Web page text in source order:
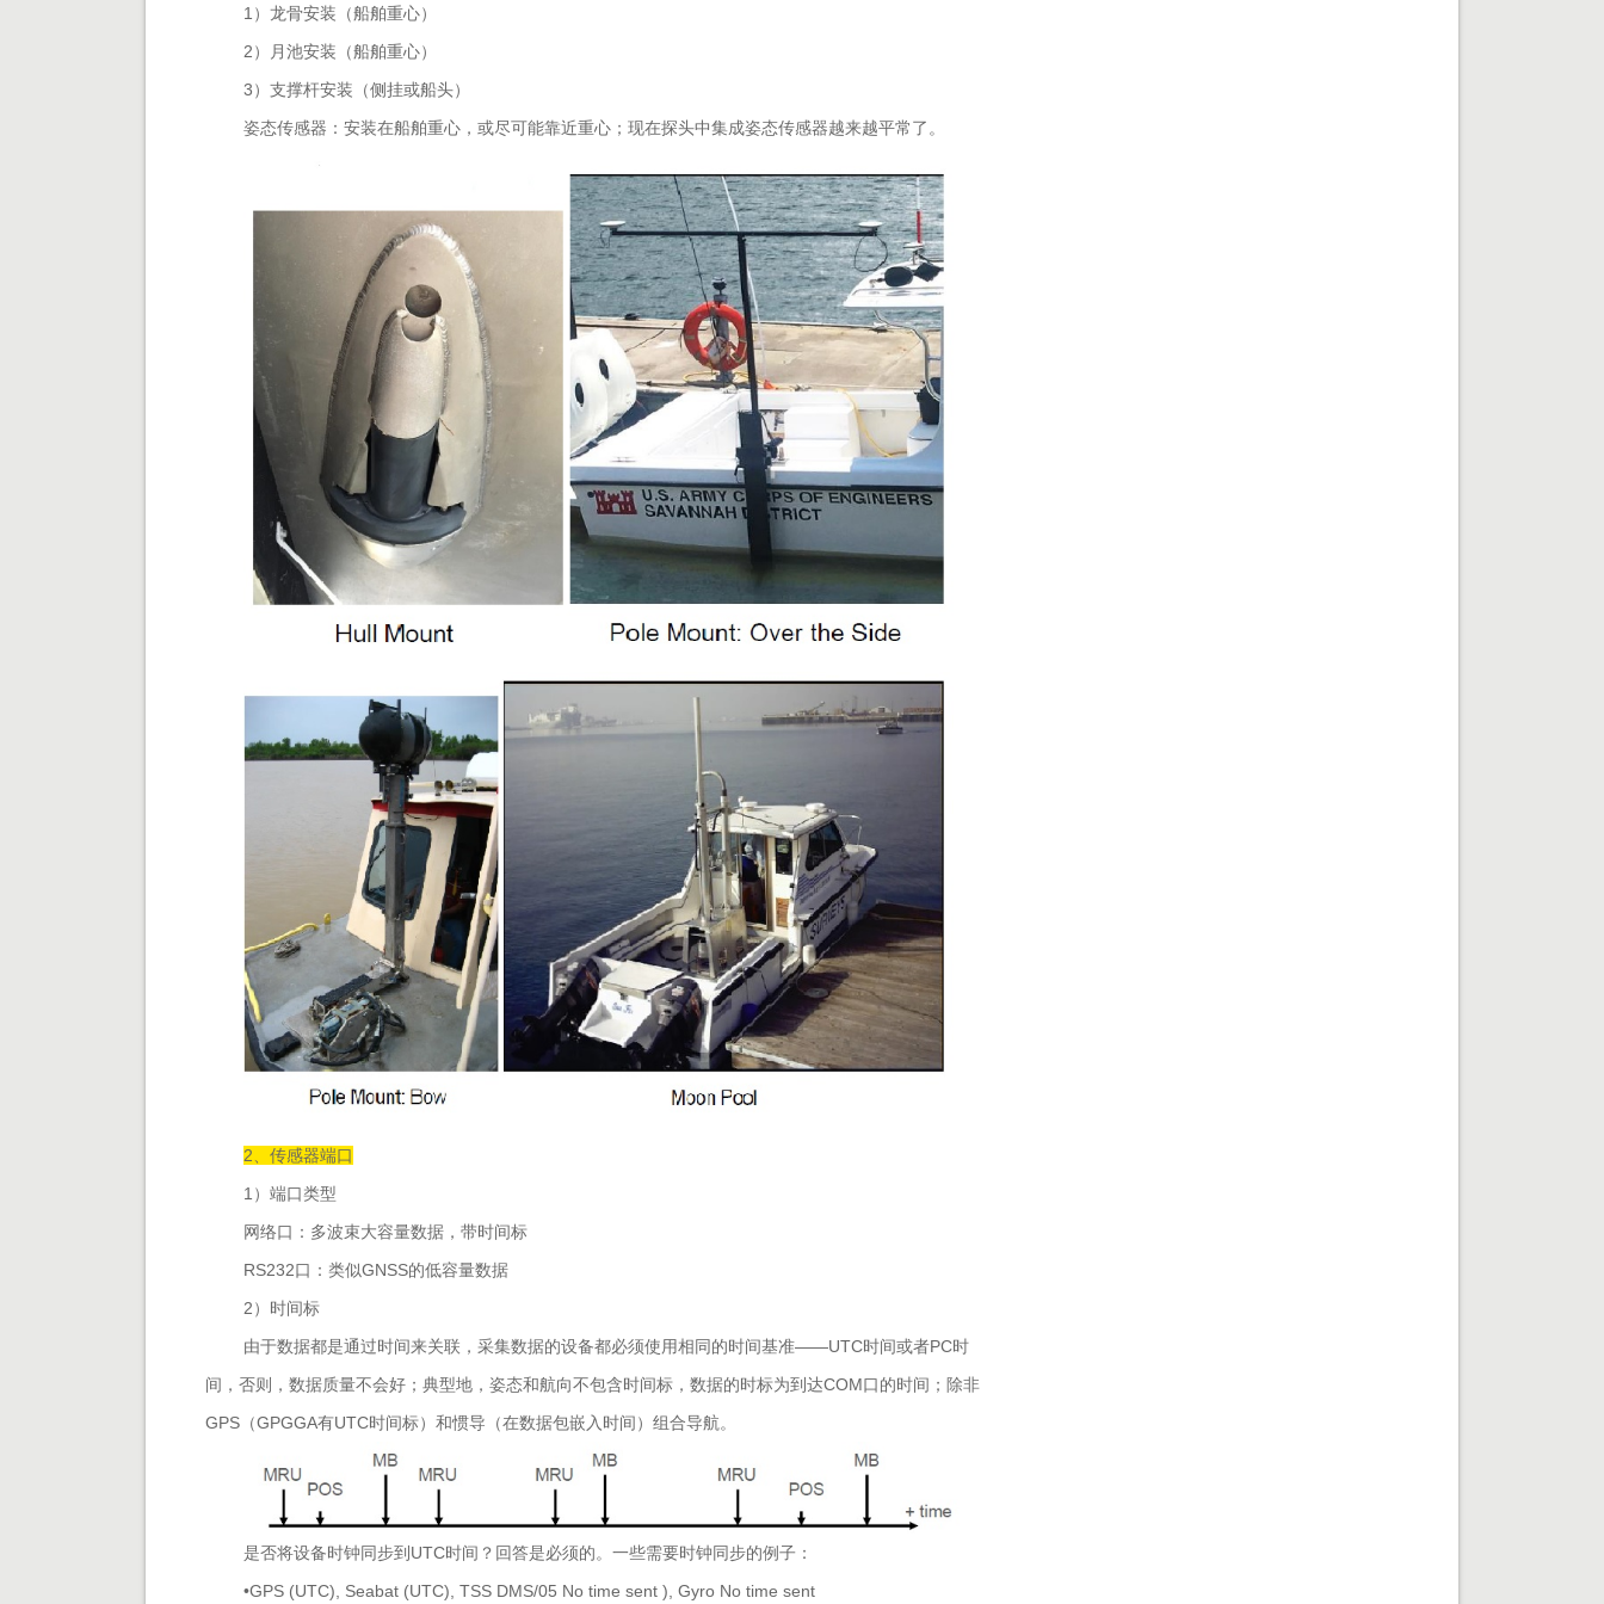
1）龙骨安装（船舶重心）
2）月池安装（船舶重心）
3）支撑杆安装（侧挂或船头）
姿态传感器：安装在船舶重心，或尽可能靠近重心；现在探头中集成姿态传感器越来越平常了。
2、传感器端口
1）端口类型
网络口：多波束大容量数据，带时间标
RS232口：类似GNSS的低容量数据
2）时间标
由于数据都是通过时间来关联，采集数据的设备都必须使用相同的时间基准——UTC时间或者PC时
间，否则，数据质量不会好；典型地，姿态和航向不包含时间标，数据的时标为到达COM口的时间；除非
GPS（GPGGA有UTC时间标）和惯导（在数据包嵌入时间）组合导航。
是否将设备时钟同步到UTC时间？回答是必须的。一些需要时钟同步的例子：
•GPS (UTC), Seabat (UTC), TSS DMS/05 No time sent ), Gyro No time sent